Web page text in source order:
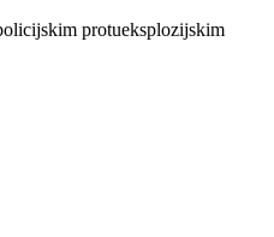
protueksplozijskim